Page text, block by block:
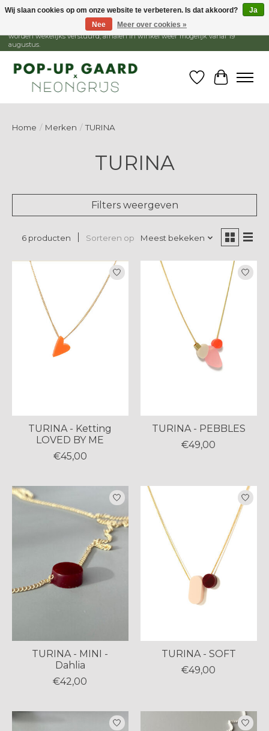
1 - 15 augustus is de winkel gesloten, webshop blijft open. Bestellingen
worden wekelijks verstuurd, afhalen in winkel weer mogelijk vanaf 19
augustus.
Verlanglijst
Home / Merken / TURINA
TURINA
Filters weergeven
6 producten Sorteren op Meest bekeken
TURINA - Ketting
LOVED BY ME
€45,00
TURINA - PEBBLES
€49,00
TURINA - MINI -
Dahlia
€42,00
TURINA - SOFT
€49,00
Wij slaan cookies op om onze website te verbeteren. Is dat akkoord?
Ja
Nee
Meer over cookies »